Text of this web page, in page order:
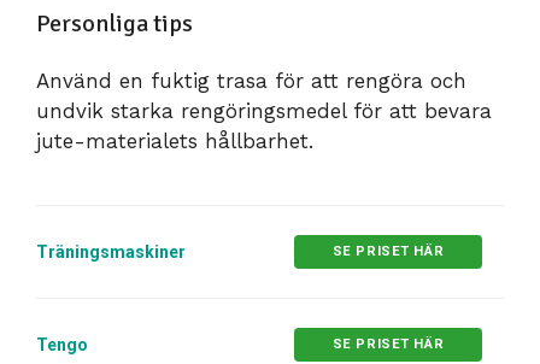
Personliga tips
Använd en fuktig trasa för att rengöra och
undvik starka rengöringsmedel för att bevara
jute-materialets hållbarhet.
Träningsmaskiner SE PRISET HÄR
Tengo SE PRISET HÄR